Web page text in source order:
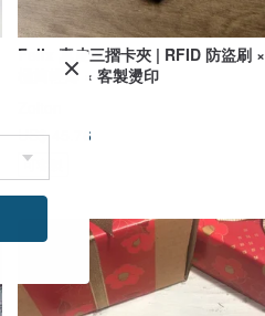
Felix 真皮三摺卡夾 | RFID 防盜刷 ×
極簡輕薄 × 客製燙印
US$ 45.76
可客製